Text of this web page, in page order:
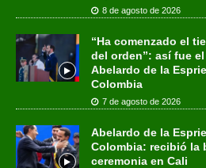
8 de agosto de 2026
“Ha comenzado el
del orden”: así fue
Abelardo de la
Colombia
7 de agosto de 2026
Abelardo de la
Colombia: recibió la
ceremonia en Cali